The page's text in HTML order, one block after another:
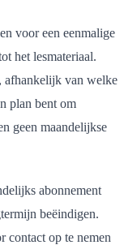
voor een eenmalige
het lesmateriaal.
afhankelijk van welke
plan bent om
geen maandelijkse
abonnement
beëindigen.
contact op te nemen